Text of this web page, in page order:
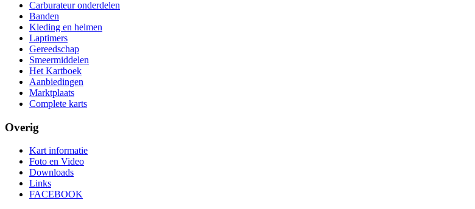
Carburateur onderdelen
Banden
Kleding en helmen
Laptimers
Gereedschap
Smeermiddelen
Het Kartboek
Aanbiedingen
Marktplaats
Complete karts
Overig
Kart informatie
Foto en Video
Downloads
Links
FACEBOOK